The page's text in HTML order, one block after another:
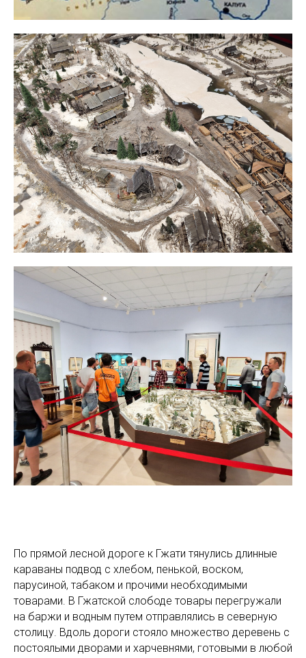
По прямой лесной дороге к Гжати тянулись длинные
караваны подвод с хлебом, пенькой, воском,
парусиной, табаком и прочими необходимыми
товарами. В Гжатской слободе товары перегружали
на баржи и водным путем отправлялись в северную
столицу. Вдоль дороги стояло множество деревень с
постоялыми дворами и харчевнями, готовыми в любой